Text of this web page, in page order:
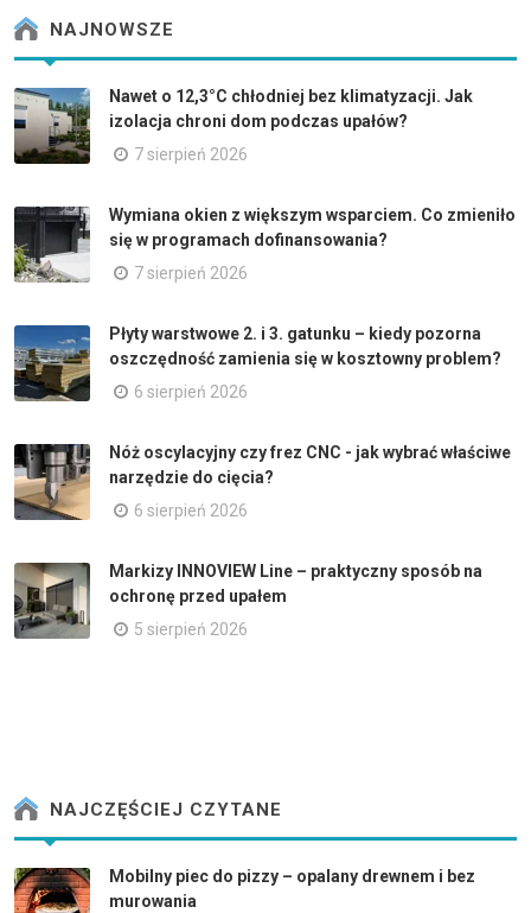
NAJNOWSZE
Nawet o 12,3°C chłodniej bez klimatyzacji. Jak
izolacja chroni dom podczas upałów?
7 sierpień 2026
Wymiana okien z większym wsparciem. Co zmieniło
się w programach dofinansowania?
7 sierpień 2026
Płyty warstwowe 2. i 3. gatunku – kiedy pozorna
oszczędność zamienia się w kosztowny problem?
6 sierpień 2026
Nóż oscylacyjny czy frez CNC - jak wybrać właściwe
narzędzie do cięcia?
6 sierpień 2026
Markizy INNOVIEW Line – praktyczny sposób na
ochronę przed upałem
5 sierpień 2026
NAJCZĘŚCIEJ CZYTANE
Mobilny piec do pizzy – opalany drewnem i bez
murowania